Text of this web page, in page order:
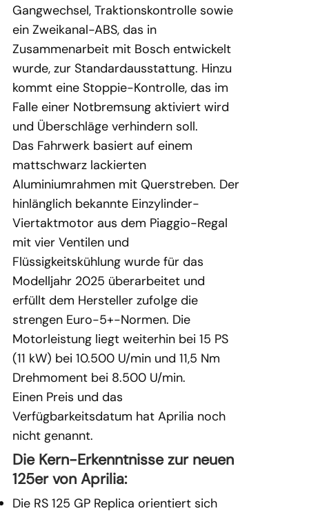
Gangwechsel, Traktionskontrolle sowie
ein Zweikanal-ABS, das in
Zusammenarbeit mit Bosch entwickelt
wurde, zur Standardausstattung. Hinzu
kommt eine Stoppie-Kontrolle, das im
Falle einer Notbremsung aktiviert wird
und Überschläge verhindern soll.
Das Fahrwerk basiert auf einem
mattschwarz lackierten
Aluminiumrahmen mit Querstreben. Der
hinlänglich bekannte Einzylinder-
Viertaktmotor aus dem Piaggio-Regal
mit vier Ventilen und
Flüssigkeitskühlung wurde für das
Modelljahr 2025 überarbeitet und
erfüllt dem Hersteller zufolge die
strengen Euro-5+-Normen. Die
Motorleistung liegt weiterhin bei 15 PS
(11 kW) bei 10.500 U/min und 11,5 Nm
Drehmoment bei 8.500 U/min.
Einen Preis und das
Verfügbarkeitsdatum hat Aprilia noch
nicht genannt.
Die Kern-Erkenntnisse zur neuen
125er von Aprilia:
Die RS 125 GP Replica orientiert sich